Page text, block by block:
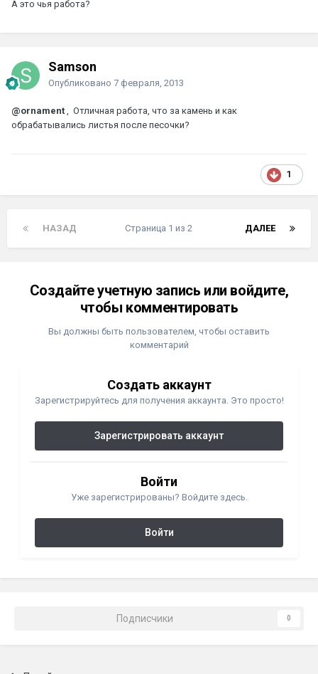
А это чья работа?
Samson
Опубликовано 7 февраля, 2013
@ornament , Отличная работа, что за камень и как
обрабатывались листья после песочки?
1
НАЗАД ДАЛЕЕ
Страница 1 из 2
Создайте учетную запись или войдите,
чтобы комментировать
Вы должны быть пользователем, чтобы оставить
комментарий
Создать аккаунт
Зарегистрируйтесь для получения аккаунта. Это просто!
Зарегистрировать аккаунт
Войти
Уже зарегистрированы? Войдите здесь.
Войти
Подписчики 0